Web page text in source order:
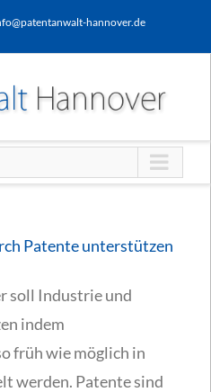
hannover.de
Patente unterstützen
soll Industrie und
indem
früh wie möglich in
werden. Patente sind